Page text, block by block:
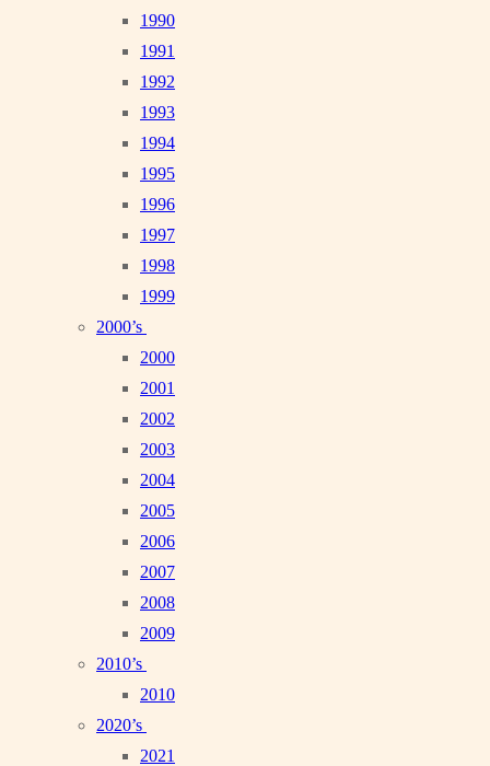
1990
1991
1992
1993
1994
1995
1996
1997
1998
1999
2000’s
2000
2001
2002
2003
2004
2005
2006
2007
2008
2009
2010’s
2010
2020’s
2021